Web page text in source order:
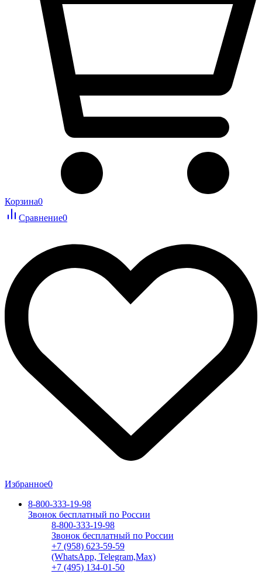
Корзина0
Сравнение0
Избранное0
8-800-333-19-98
Звонок бесплатный по России
8-800-333-19-98
Звонок бесплатный по России
+7 (958) 623-59-59
(WhatsApp, Telegram,Max)
+7 (495) 134-01-50